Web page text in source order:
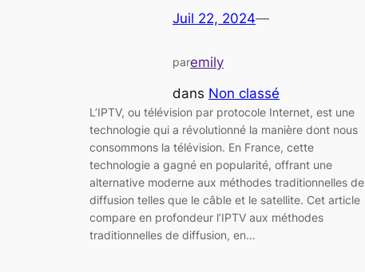
Juil 22, 2024—
paremily
dans Non classé
L’IPTV, ou télévision par protocole Internet, est une
technologie qui a révolutionné la manière dont nous
consommons la télévision. En France, cette
technologie a gagné en popularité, offrant une
alternative moderne aux méthodes traditionnelles de
diffusion telles que le câble et le satellite. Cet article
compare en profondeur l’IPTV aux méthodes
traditionnelles de diffusion, en…